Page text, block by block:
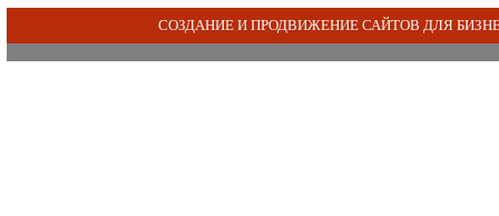
СОЗДАНИЕ И ПРОДВИЖЕНИЕ САЙТОВ ДЛЯ